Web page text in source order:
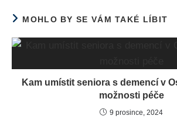
MOHLO BY SE VÁM TAKÉ LÍBIT
Kam umístit seniora s demencí v
možnosti péče
9 prosince, 2024